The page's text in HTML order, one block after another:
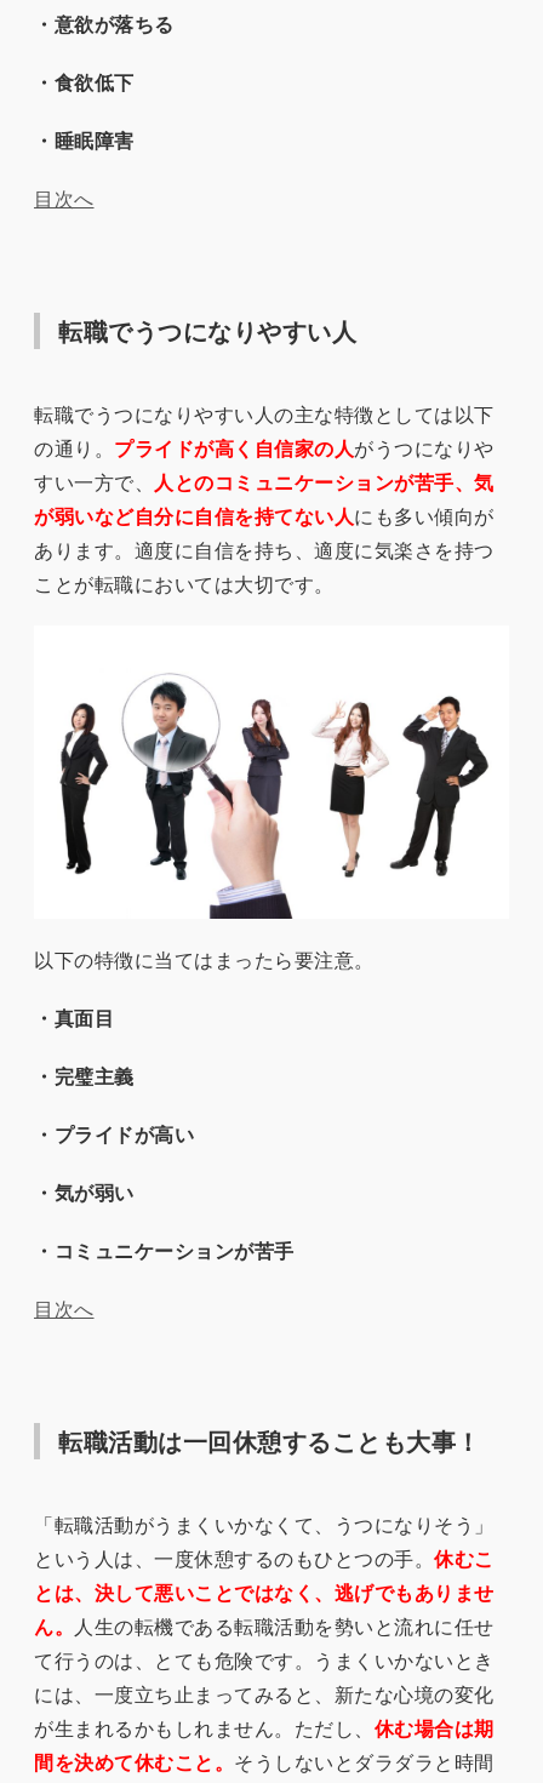
・意欲が落ちる
・食欲低下
・睡眠障害
目次へ
転職でうつになりやすい人
転職でうつになりやすい人の主な特徴としては以下
の通り。 プライドが高く自信家の人がうつになりや
すい一方で、
人とのコミュニケーションが苦手、気
が弱いなど自分に自信を持てない人にも多い傾向が
あります。適度に自信を持ち、適度に気楽さを持つ
ことが転職においては大切です。
以下の特徴に当てはまったら要注意。
・真面目
・完璧主義
・プライドが高い
・気が弱い
・コミュニケーションが苦手
目次へ
転職活動は一回休憩することも大事！
「転職活動がうまくいかなくて、うつになりそう」
という人は、一度休憩するのもひとつの手。 休むこ
とは、決して悪いことではなく、逃げでもありませ
ん。
人生の転機である転職活動を勢いと流れに任せ
て行うのは、とても危険です。うまくいかないとき
には、一度立ち止まってみると、新たな心境の変化
が生まれるかもしれません。ただし、 休む場合は期
間を決めて休むこと。 そうしないとダラダラと時間